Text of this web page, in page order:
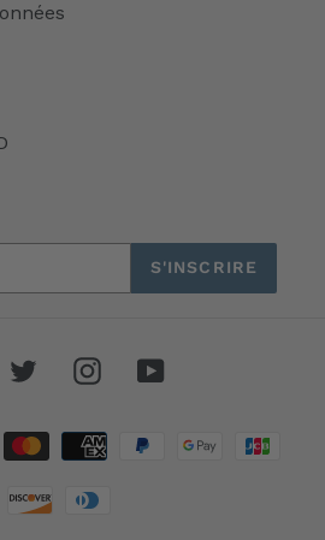
S'INSCRIRE
TwitterInstagram
Moyens
de
paiement